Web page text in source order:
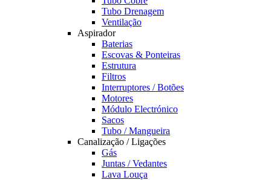
Tubo Drenagem
Ventilação
Aspirador
Baterias
Escovas & Ponteiras
Estrutura
Filtros
Interruptores / Botões
Motores
Módulo Electrónico
Sacos
Tubo / Mangueira
Canalização / Ligações
Gás
Juntas / Vedantes
Lava Louça